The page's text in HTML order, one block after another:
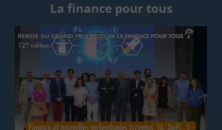
La finance pour tous